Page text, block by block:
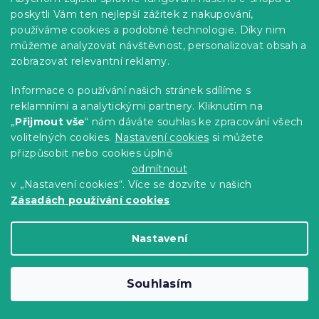
poskytli Vám ten nejlepší zážitek z nakupování,
používáme cookies a podobné technologie. Díky nim
můžeme analyzovat návštěvnost, personalizovat obsah a
zobrazovat relevantní reklamy.
Informace o používání našich stránek sdílíme s
reklamními a analytickými partnery. Kliknutím na
„Přijmout vše“ nám dáváte souhlas ke zpracování všech
volitelných cookies. Nastavení cookies si můžete
přizpůsobit nebo cookies úplně
odmítnout
v „Nastavení cookies“. Více se dozvíte v našich
Zásadách používání cookies
Nastavení
Souhlasím
Skladem(>10 ks)
282 Kč Do Košíku
-10 % s kódem:
BTS10
Bavlněné povlečení do postýlky